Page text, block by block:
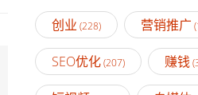
创业 (228) 营销推广
SEO优化(207) 赚钱